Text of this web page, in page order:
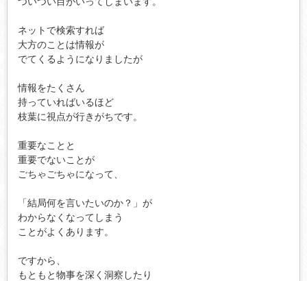
ネットで検索すれば
大方のことは情報が
でてくるようになりましたが
情報をたくさん
持っていればいるほど
枝葉に視点が行きがちです。
重要なことと
重要でないことが
ごちゃごちゃになって、
「結局何を言いたいのか？」が
わからなくなってしまう
ことがよくあります。
ですから、
もともと物事を深く洞察したり